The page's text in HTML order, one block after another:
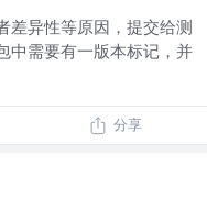
差异性等原因，提交给测
中需要有一版本标记，并
分享